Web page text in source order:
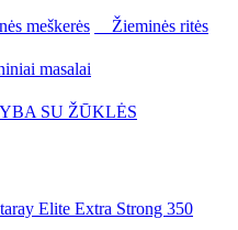
meškerės
Žieminės ritės
masalai
SU ŽŪKLĖS
Elite Extra Strong 350